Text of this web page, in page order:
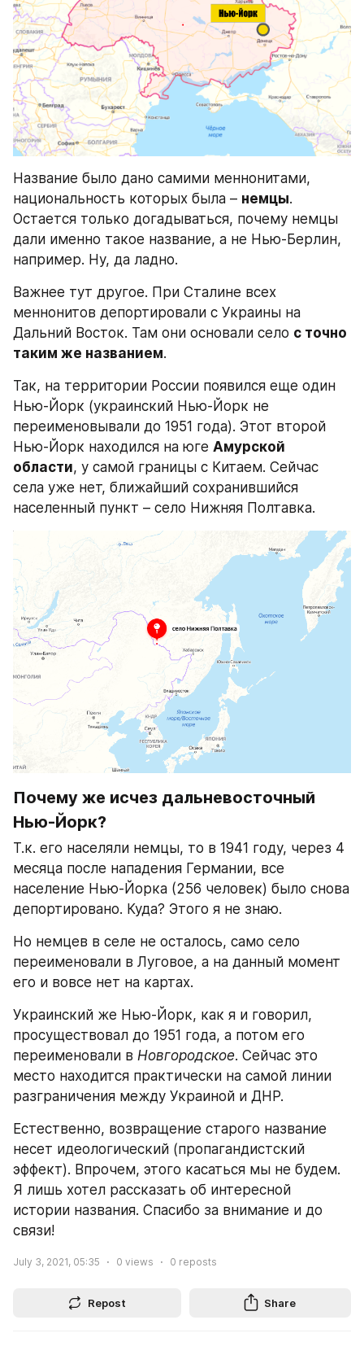
Название было дано самими меннонитами,
национальность которых была – немцы.
Остается только догадываться, почему немцы
дали именно такое название, а не Нью-Берлин,
например. Ну, да ладно.
Важнее тут другое. При Сталине всех
меннонитов депортировали с Украины на
Дальний Восток. Там они основали село с точно
таким же названием.
Так, на территории России появился еще один
Нью-Йорк (украинский Нью-Йорк не
переименовывали до 1951 года). Этот второй
Нью-Йорк находился на юге Амурской
области, у самой границы с Китаем. Сейчас
села уже нет, ближайший сохранившийся
населенный пункт – село Нижняя Полтавка.
Почему же исчез дальневосточный
Нью-Йорк?
Т.к. его населяли немцы, то в 1941 году, через 4
месяца после нападения Германии, все
население Нью-Йорка (256 человек) было снова
депортировано. Куда? Этого я не знаю.
Но немцев в селе не осталось, само село
переименовали в Луговое, а на данный момент
его и вовсе нет на картах.
Украинский же Нью-Йорк, как я и говорил,
просуществовал до 1951 года, а потом его
переименовали в Новгородское. Сейчас это
место находится практически на самой линии
разграничения между Украиной и ДНР.
Естественно, возвращение старого название
несет идеологический (пропагандистский
эффект). Впрочем, этого касаться мы не будем.
Я лишь хотел рассказать об интересной
истории названия. Спасибо за внимание и до
связи!
July 3, 2021, 05:35 0 views 0 reposts
Repost Share